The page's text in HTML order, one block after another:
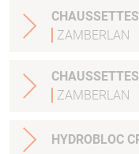
ZAMBERLAN
ZAMBERLAN
HYDROBLOC